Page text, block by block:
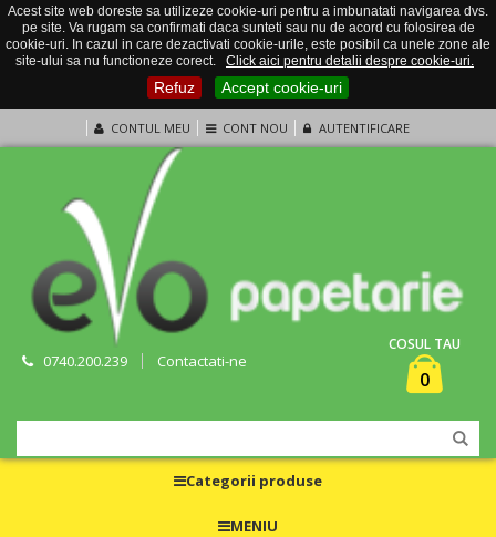
Acest site web doreste sa utilizeze cookie-uri pentru a imbunatati navigarea dvs.
pe site. Va rugam sa confirmati daca sunteti sau nu de acord cu folosirea de
cookie-uri. In cazul in care dezactivati cookie-urile, este posibil ca unele zone ale
site-ului sa nu functioneze corect.
Click aici pentru detalii despre cookie-uri.
Refuz Accept cookie-uri
CONTUL MEU CONT NOU AUTENTIFICARE
0740.200.239 Contactati-ne
COSUL TAU
0
Categorii produse
MENIU